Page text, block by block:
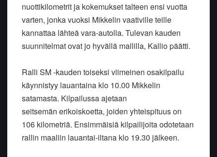
nuottikilometrit ja kokemukset talteen ensi vuotta
varten, jonka vuoksi Mikkelin vaativilleteille
kannattaa lähteä vara-autolla. Tulevan kauden
suunnitelmat ovat jo hyvällä mallilla, Kallio päätti.
Ralli SM -kauden toiseksi viimeinen osakilpailu
käynnistyy lauantaina klo 10.00 Mikkelin
satamasta. Kilpailussa ajetaan
seitsemän erikoiskoetta, joiden yhteispituus on
106 kilometriä. Ensimmäisiä kilpailijoita odotetaan
rallin maaliin lauantai-iltana klo 19.30 jälkeen.